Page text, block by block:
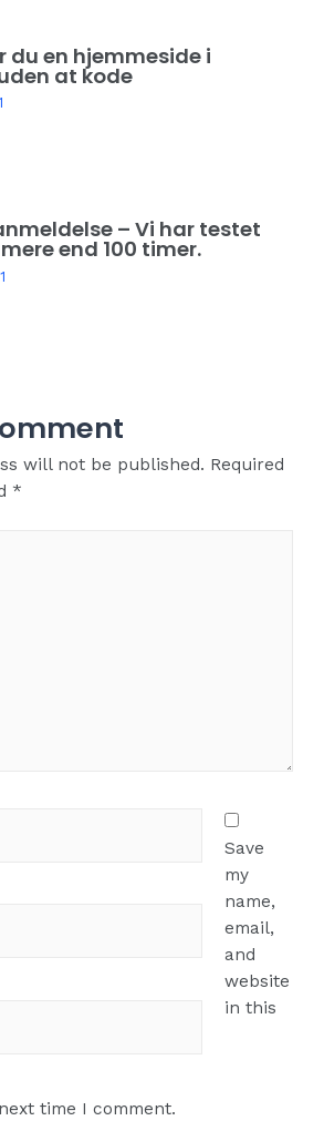
du en hjemmeside i
at kode
– Vi har testet
end 100 timer.
will not be published. Required
*
Save
my
name,
email,
and
website
in this
time I comment.